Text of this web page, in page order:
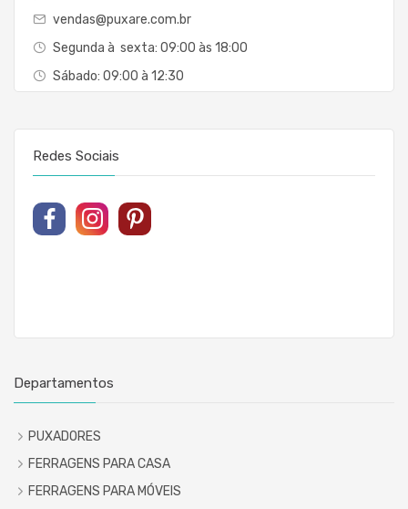
vendas@puxare.com.br
Segunda à sexta: 09:00 às 18:00
Sábado: 09:00 à 12:30
Redes Sociais
Departamentos
PUXADORES
FERRAGENS PARA CASA
FERRAGENS PARA MÓVEIS